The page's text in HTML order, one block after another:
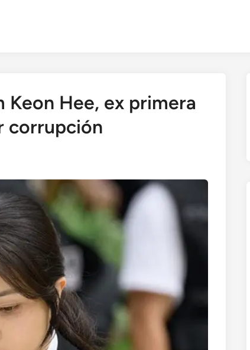
Keon Hee, ex primera
corrupción